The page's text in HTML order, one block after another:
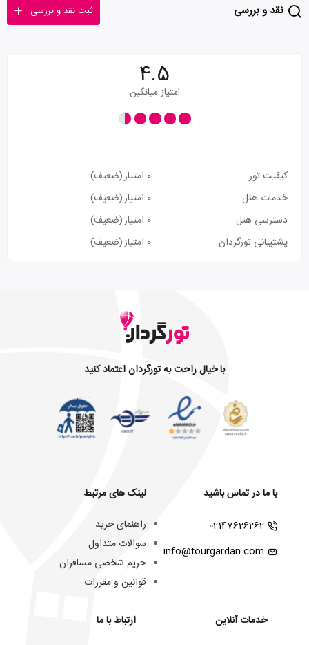
نقد و بررسی ثبت نقد و بررسی
4.5
امتیاز میانگین
کیفیت تور 0 امتیاز
(ضعیف)
خدمات هتل
0 امتیاز
(ضعیف)
دسترسی هتل
0 امتیاز
(ضعیف)
پشتیبانی تورگردان
0 امتیاز (ضعیف)
با خیال راحت به تورگردان اعتماد کنید
با ما در تماس باشید
02147626262
info@tourgardan.com
خدمات آنلاین
لینک های مرتبط
راهنمای خرید
سوالات متداول
حریم شخصی مسافران
قوانین و مقررات
ارتباط با ما